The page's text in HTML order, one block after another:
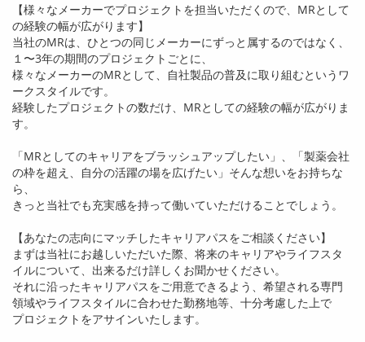
【様々なメーカーでプロジェクトを担当いただくので、 MRとして
の経験の幅が広がります】
当社のMRは、ひとつの同じメーカーにずっと属するのではなく、
１〜3年の期間のプロジェクトごとに、
様々なメーカーのMRとして、自社製品の普及に取り組むというワ
ークスタイルです。
経験したプロジェクトの数だけ、 MRとしての経験の幅が広がりま
す。
「MRとしてのキャリアをブラッシュアップしたい」、「製薬会社
の枠を超え、自分の活躍の場を広げたい」そんな想いをお持ちな
ら、
きっと当社でも充実感を持って働いていただけることでしょう。
【あなたの志向にマッチしたキャリアパスをご相談ください】
まずは当社にお越しいただいた際、将来のキャリアやライフスタ
イルについて、出来るだけ詳しくお聞かせください。
それに沿ったキャリアパスをご用意できるよう、希望される専門
領域やライフスタイルに合わせた勤務地等、十分考慮した上で
プロジェクトをアサインいたします。